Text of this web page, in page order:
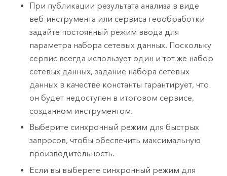
При публикации результата анализа в виде
веб-инструмента или сервиса геообработки
задайте постоянный режим ввода для
параметра набора сетевых данных. Поскольку
сервис всегда использует один и тот же набор
сетевых данных, задание набора сетевых
данных в качестве константы гарантирует, что
он будет недоступен в итоговом сервисе,
созданном инструментом.
Выберите синхронный режим для быстрых
запросов, чтобы обеспечить максимальную
производительность.
Если вы выберете синхронный режим для